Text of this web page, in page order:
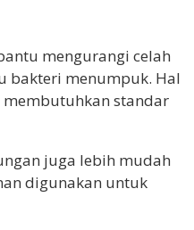
mengurangi celah
bakteri menumpuk. Hal
standar
juga lebih mudah
digunakan untuk